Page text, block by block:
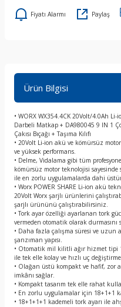
Fiyatı Alarmı Paylaş
Ürün Bilgisi
• WORX WX354.4CK 20Volt/4.0Ah
Darbeli Matkap + DA980045 9 IN 1
Çakısı Bıçağı + Taşıma Kılıfı
• 20Volt Li-ion akü ve kömürsüz
ve yüksek performans.
• Delme, Vidalama gibi tüm
kömürsüz motor teknolojisi sayesinde
ile en zorlu uygulamalarda dahi
• Worx POWER SHARE Li-ion akü
20Volt Worx şarjlı ürünlerini
şarjlı ürününü çalıştırabilirsiniz.
• Tork ayar özelliği ayarlanan tork
vermeden otomatik olarak durmasını
• Daha fazla çalışma süresi ve
şanzıman yapısı.
• Otomatik mil kilitli ağır hizmet tipi
ile tek elle kolay ve hızlı uç değiştirme
• Olağan üstü kompakt ve hafif, zor
imkânı sağlar.
• Kompakt tasarım tek elle rahat
• En zorlu uygulamalar için 18+1+1
• 18+1+1+1 kademeli tork ayarı ile